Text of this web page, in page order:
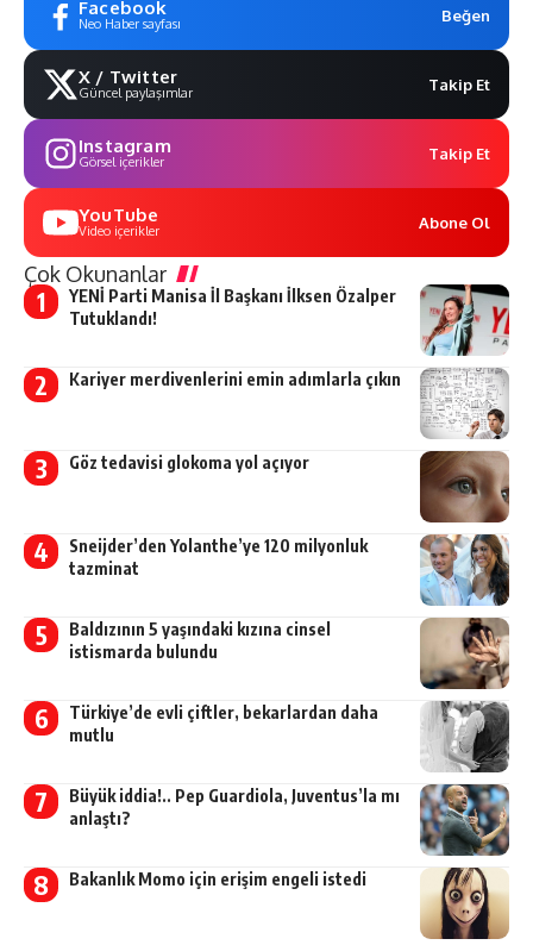
Facebook
Neo Haber sayfası Beğen
X / Twitter
Güncel paylaşımlar Takip Et
Instagram
Görsel içerikler Takip Et
YouTube
Video içerikler Abone Ol
Çok Okunanlar
YENİ Parti Manisa İl Başkanı İlksen Özalper
Tutuklandı!
Kariyer merdivenlerini emin adımlarla çıkın
Göz tedavisi glokoma yol açıyor
Sneijder’den Yolanthe’ye 120 milyonluk
tazminat
Baldızının 5 yaşındaki kızına cinsel
istismarda bulundu
Türkiye’de evli çiftler, bekarlardan daha
mutlu
Büyük iddia!.. Pep Guardiola, Juventus’la mı
anlaştı?
Bakanlık Momo için erişim engeli istedi